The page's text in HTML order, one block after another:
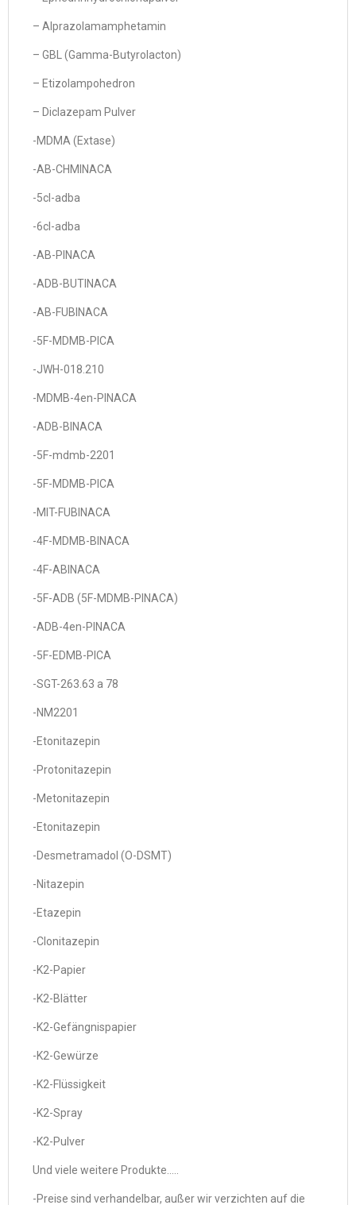
– Alprazolamamphetamin
– GBL (Gamma-Butyrolacton)
– Etizolampohedron
– Diclazepam Pulver
-MDMA (Extase)
-AB-CHMINACA
-5cl-adba
-6cl-adba
-AB-PINACA
-ADB-BUTINACA
-AB-FUBINACA
-5F-MDMB-PICA
-JWH-018.210
-MDMB-4en-PINACA
-ADB-BINACA
-5F-mdmb-2201
-5F-MDMB-PICA
-MIT-FUBINACA
-4F-MDMB-BINACA
-4F-ABINACA
-5F-ADB (5F-MDMB-PINACA)
-ADB-4en-PINACA
-5F-EDMB-PICA
-SGT-263.63 a 78
-NM2201
-Etonitazepin
-Protonitazepin
-Metonitazepin
-Etonitazepin
-Desmetramadol (O-DSMT)
-Nitazepin
-Etazepin
-Clonitazepin
-K2-Papier
-K2-Blätter
-K2-Gefängnispapier
-K2-Gewürze
-K2-Flüssigkeit
-K2-Spray
-K2-Pulver
Und viele weitere Produkte…..
-Preise sind verhandelbar, außer wir verzichten auf die